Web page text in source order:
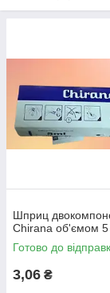
Шприц
Chirana об'ємом
Готово до
3,06 ₴